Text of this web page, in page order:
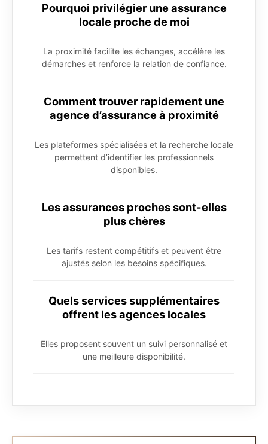
Pourquoi privilégier une assurance
locale proche de moi
La proximité facilite les échanges, accélère les
démarches et renforce la relation de confiance.
Comment trouver rapidement une
agence d’assurance à proximité
Les plateformes spécialisées et la recherche locale
permettent d’identifier les professionnels
disponibles.
Les assurances proches sont-elles
plus chères
Les tarifs restent compétitifs et peuvent être
ajustés selon les besoins spécifiques.
Quels services supplémentaires
offrent les agences locales
Elles proposent souvent un suivi personnalisé et
une meilleure disponibilité.